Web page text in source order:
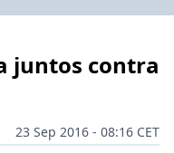
juntos contra
23 Sep 2016 - 08:16 CET